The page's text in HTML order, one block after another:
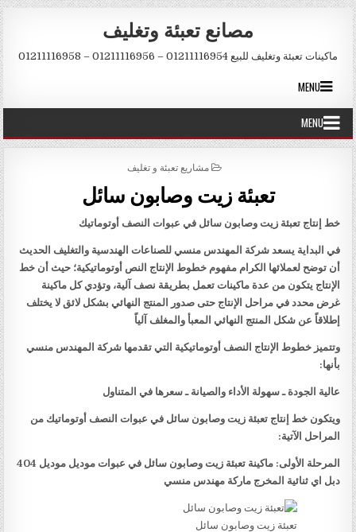
Skip to content
مصانع تعبئة وتغليف
ماكينات تعبئة وتغليف للبيع 01211116954 – 01211116956 – 01211116958
MENU
MENU
POSTED IN
مشاريع تعبئة و تغليف
تعبئة زيت وصابون سائل
خط إنتاج تعبئة زيت وصابون سائل في عبوات النصف أوتوماتيك
في البداية يسعد شركة المهندس منسي للصناعات الهندسية والتغليف الحديث
أن توضح لعملائها الكرام مفهوم خطوط الإنتاج النص أوتوماتيكية؛ حيث أن خط
الإنتاج يتكون من عدة ماكينات تعمل بطريقة نصف آلية، وتؤدي كل ماكينة
غرض محدد في مراحل الإنتاج حتى صدور المنتج النهائي بشكل لائق لا يختلف
إطلاقاً عن شكل المنتج النهائي المعبأ والمغلف آلياً
وتتميز خطوط الإنتاج النصف أوتوماتيكية التي تقدمها شركة المهندس منسي
بأنها:
عالية الجودة ـ سهولة الأداء والصيانة ـ سعرها في المتناول
ويتكون خط إنتاج تعبئة زيت وصابون سائل في عبوات النصف أوتوماتيك من
المراحل الآتية:
المرحلة الأولى: ماكينة تعبئة زيت وصابون سائل في عبوات موديل موديل 404
دبل اي ثنائية المخرج ماركة مهندس منسي
تعبئة زيت وصابون سائل